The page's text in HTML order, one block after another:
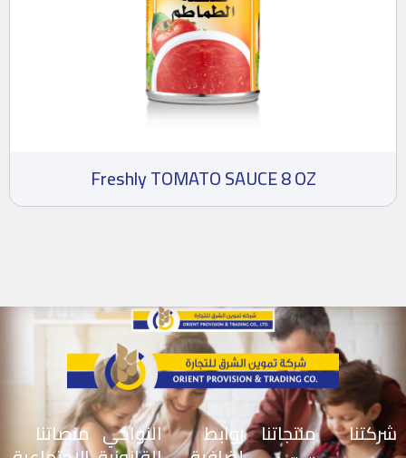
Freshly TOMATO SAUCE 8 OZ
شركتنا منتجاتنا روابط النواحي منصاتنا